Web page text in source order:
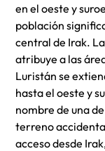
en el oeste y
población
central de Irak.
atribuye a las
Luristán se
hasta el oeste y
nombre de una
terreno
acceso desde